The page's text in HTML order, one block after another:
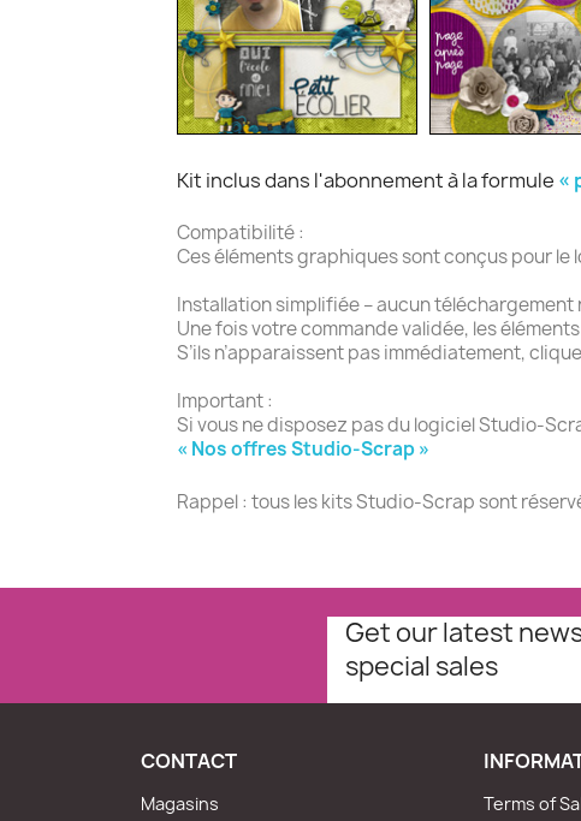
Kit inclus dans l'abonnement à la formule «
Compatibilité :
Ces éléments graphiques sont conçus pour
Installation simplifiée – aucun téléchargement
Une fois votre commande validée, les
S’ils n’apparaissent pas immédiatement,
Important :
Si vous ne disposez pas du logiciel Studio-
« Nos offres Studio-Scrap »
Rappel : tous les kits Studio-Scrap sont
Get our latest
special sales
CONTACT
Magasins Terms of